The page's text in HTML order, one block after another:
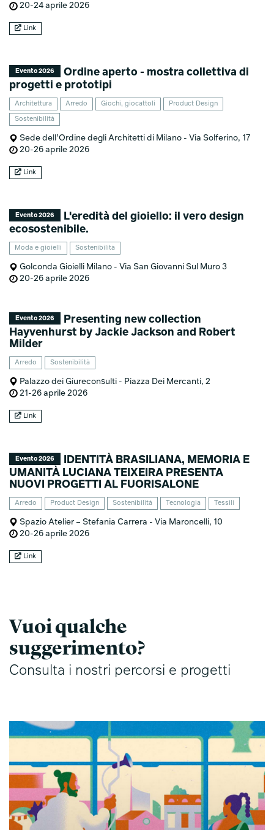
20-24 aprile 2026
Link
Evento 2026
Ordine aperto - mostra collettiva di
progetti e prototipi
Architettura Arredo Giochi, giocattoli Product Design
Sostenibilità
Sede dell’Ordine degli Architetti di Milano - Via Solferino, 17
20-26 aprile 2026
Link
Evento 2026
L'eredità del gioiello: il vero design
ecosostenibile.
Moda e gioielli Sostenibilità
Golconda Gioielli Milano - Via San Giovanni Sul Muro 3
20-26 aprile 2026
Evento 2026
Presenting new collection
Hayvenhurst by Jackie Jackson and Robert
Milder
Arredo Sostenibilità
Palazzo dei Giureconsulti - Piazza Dei Mercanti, 2
21-26 aprile 2026
Link
Evento 2026
IDENTITÀ BRASILIANA, MEMORIA E
UMANITÀ LUCIANA TEIXEIRA PRESENTA
NUOVI PROGETTI AL FUORISALONE
Arredo Product Design Sostenibilità Tecnologia Tessili
Spazio Atelier – Stefania Carrera - Via Maroncelli, 10
20-26 aprile 2026
Link
Vuoi qualche
suggerimento?
Consulta i nostri percorsi e progetti